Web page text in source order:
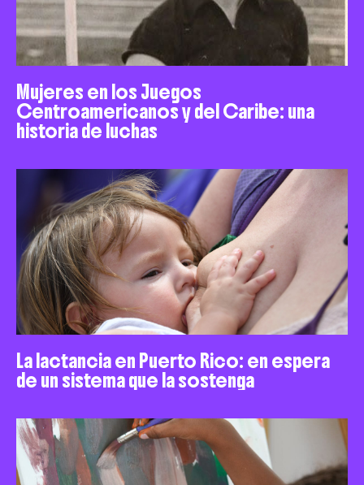
Mujeres en los Juegos
Centroamericanos y del Caribe: una
historia de luchas
La lactancia en Puerto Rico: en espera
de un sistema que la sostenga